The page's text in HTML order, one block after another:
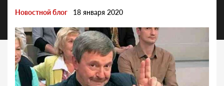
Новостной блог 18 января 2020